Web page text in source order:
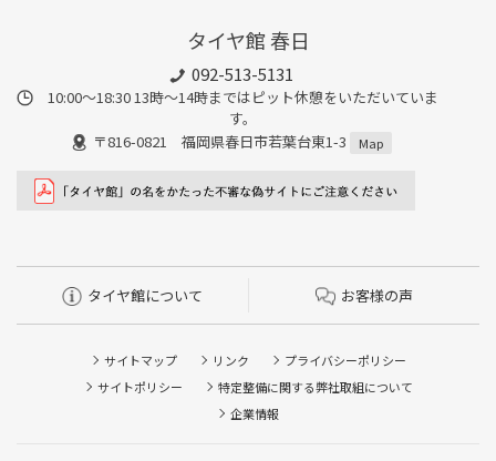
タイヤ館 春日
092-513-5131
10:00～18:30 13時〜14時まではピット休憩をいただいていま
す。
〒816-0821 福岡県春日市若葉台東1-3
Map
タイヤ館について お客様の声
サイトマップ リンク
プライバシーポリシー
サイトポリシー
特定整備に関する弊社取組について
企業情報